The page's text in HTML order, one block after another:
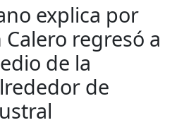
explica por
regresó a
de la
de